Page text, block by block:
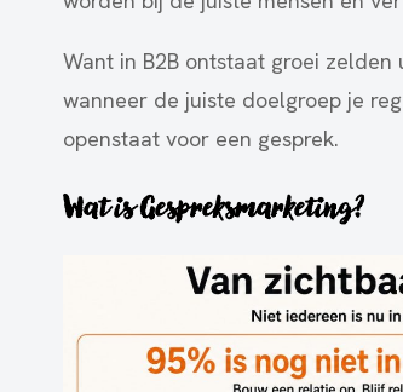
Want in B2B ontstaat groei
wanneer de juiste doelgroep je
openstaat voor een gesprek.
Wat is Gespreksmarketing?